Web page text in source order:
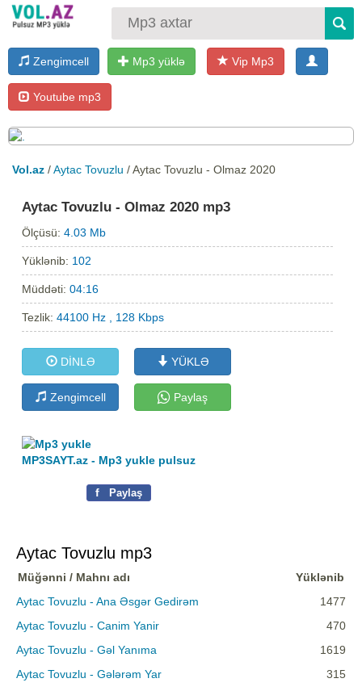
Zengimcell Mp3 yüklə Vip Mp3
Youtube mp3
Vol.az /Aytac Tovuzlu / Aytac Tovuzlu - Olmaz 2020
Aytac Tovuzlu - Olmaz 2020 mp3
Ölçüsü:4.03 Mb
Yüklənib: 102
Müddəti:04:16
Tezlik:44100 Hz , 128 Kbps
DİNLƏ YÜKLƏ
Zengimcell Paylaş
MP3SAYT.az - Mp3 yukle pulsuz
f Paylaş
Aytac Tovuzlu mp3
Müğənni / Mahnı adı
Yüklənib
Aytac Tovuzlu - Ana Əsgər Gedirəm
1477
Aytac Tovuzlu - Canim Yanir
470
Aytac Tovuzlu - Gəl Yanıma
1619
Aytac Tovuzlu - Gələrəm Yar
315